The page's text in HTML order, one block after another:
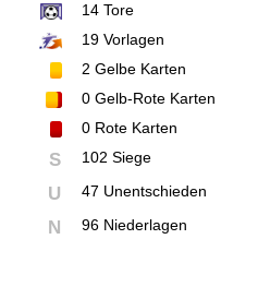
14Tore
19Vorlagen
2 Gelbe Karten
0Gelb-Rote Karten
0Rote Karten
S 102 Siege
U 47 Unentschieden
N 96 Niederlagen